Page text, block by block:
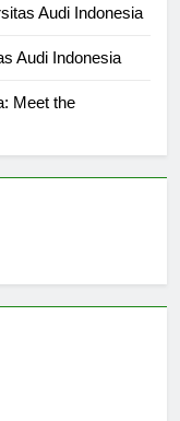
Meet the